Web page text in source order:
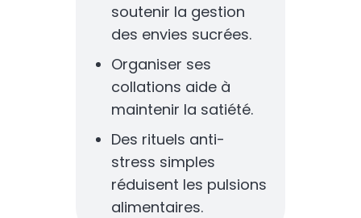
soutenir la gestion
des envies sucrées.
Organiser ses
collations aide à
maintenir la satiété.
Des rituels anti-
stress simples
réduisent les pulsions
alimentaires.